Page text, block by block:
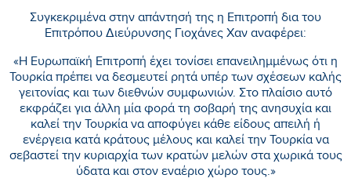
Συγκεκριμένα στην απάντησή της η Επιτροπή δια του
Επιτρόπου Διεύρυνσης Γιοχάνες Χαν αναφέρει:
«Η Ευρωπαϊκή Επιτροπή έχει τονίσει επανειλημμένως ότι η
Τουρκία πρέπει να δεσμευτεί ρητά υπέρ των σχέσεων καλής
γειτονίας και των διεθνών συμφωνιών. Στο πλαίσιο αυτό
εκφράζει για άλλη μία φορά τη σοβαρή της ανησυχία και
καλεί την Τουρκία να αποφύγει κάθε είδους απειλή ή
ενέργεια κατά κράτους μέλους και καλεί την Τουρκία να
σεβαστεί την κυριαρχία των κρατών μελών στα χωρικά τους
ύδατα και στον εναέριο χώρο τους.»